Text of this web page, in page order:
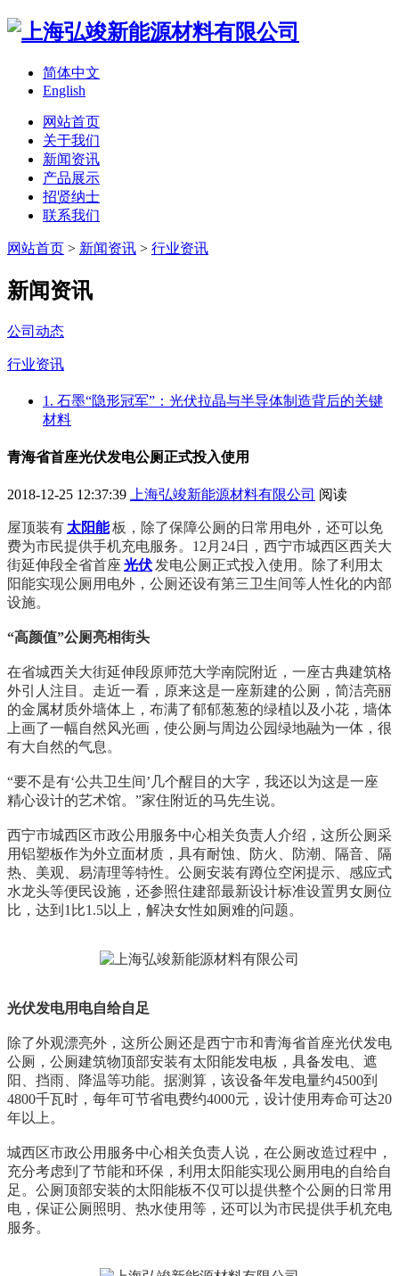
简体中文
English
网站首页
关于我们
新闻资讯
产品展示
招贤纳士
联系我们
网站首页 > 新闻资讯 > 行业资讯
新闻资讯
公司动态
行业资讯
1. 石墨“隐形冠军”：光伏拉晶与半导体制造背后的关键
材料
青海省首座光伏发电公厕正式投入使用
2018-12-25 12:37:39 上海弘竣新能源材料有限公司 阅读
屋顶装有 太阳能板，除了保障公厕的日常用电外，还可以免
费为市民提供手机充电服务。12月24日，西宁市城西区西关大
街延伸段全省首座 光伏 发电公厕正式投入使用。除了利用太
阳能实现公厕用电外，公厕还设有第三卫生间等人性化的内部
设施。
“高颜值”公厕亮相街头
在省城西关大街延伸段原师范大学南院附近，一座古典建筑格
外引人注目。走近一看，原来这是一座新建的公厕，简洁亮丽
的金属材质外墙体上，布满了郁郁葱葱的绿植以及小花，墙体
上画了一幅自然风光画，使公厕与周边公园绿地融为一体，很
有大自然的气息。
“要不是有‘公共卫生间’几个醒目的大字，我还以为这是一座
精心设计的艺术馆。”家住附近的马先生说。
西宁市城西区市政公用服务中心相关负责人介绍，这所公厕采
用铝塑板作为外立面材质，具有耐蚀、防火、防潮、隔音、隔
热、美观、易清理等特性。公厕安装有蹲位空闲提示、感应式
水龙头等便民设施，还参照住建部最新设计标准设置男女厕位
比，达到1比1.5以上，解决女性如厕难的问题。
光伏发电用电自给自足
除了外观漂亮外，这所公厕还是西宁市和青海省首座光伏发电
公厕，公厕建筑物顶部安装有太阳能发电板，具备发电、遮
阳、挡雨、降温等功能。据测算，该设备年发电量约4500到
4800千瓦时，每年可节省电费约4000元，设计使用寿命可达20
年以上。
城西区市政公用服务中心相关负责人说，在公厕改造过程中，
充分考虑到了节能和环保，利用太阳能实现公厕用电的自给自
足。公厕顶部安装的太阳能板不仅可以提供整个公厕的日常用
电，保证公厕照明、热水使用等，还可以为市民提供手机充电
服务。